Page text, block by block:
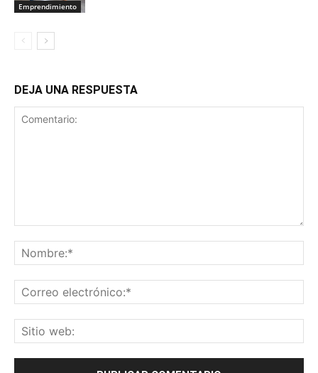
Emprendimiento
DEJA UNA RESPUESTA